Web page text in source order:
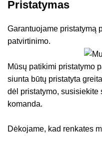
Pristatymas
Garantuojame pristatymą
patvirtinimo.
Mūsų patikimi pristatymo
siunta būtų pristatyta
dėl pristatymo, susisiekite
komanda.
Dėkojame, kad renkates